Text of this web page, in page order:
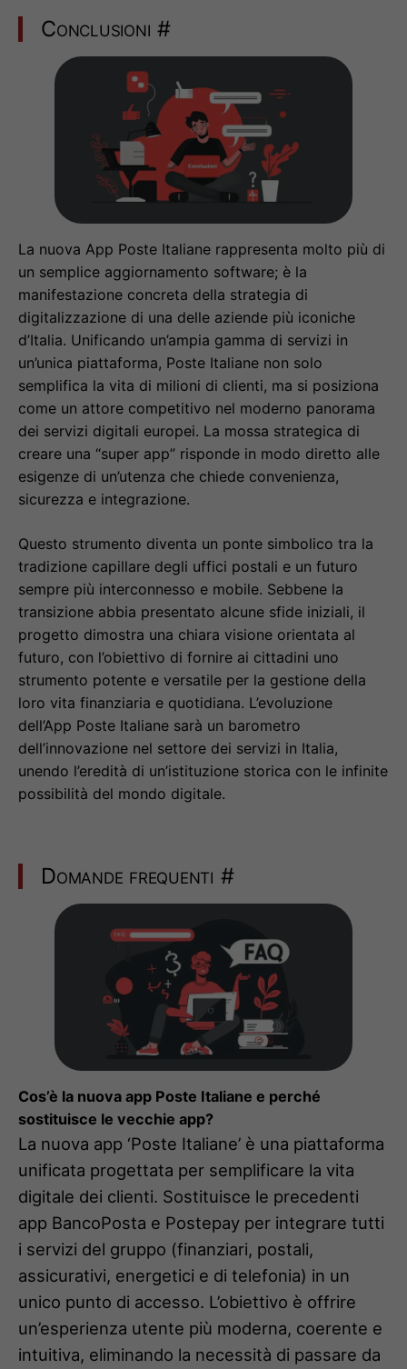
Conclusioni #
La nuova App Poste Italiane rappresenta molto più di
un semplice aggiornamento software; è la
manifestazione concreta della strategia di
digitalizzazione di una delle aziende più iconiche
d’Italia. Unificando un’ampia gamma di servizi in
un’unica piattaforma, Poste Italiane non solo
semplifica la vita di milioni di clienti, ma si posiziona
come un attore competitivo nel moderno panorama
dei servizi digitali europei. La mossa strategica di
creare una “super app” risponde in modo diretto alle
esigenze di un’utenza che chiede convenienza,
sicurezza e integrazione.
Questo strumento diventa un ponte simbolico tra la
tradizione capillare degli uffici postali e un futuro
sempre più interconnesso e mobile. Sebbene la
transizione abbia presentato alcune sfide iniziali, il
progetto dimostra una chiara visione orientata al
futuro, con l’obiettivo di fornire ai cittadini uno
strumento potente e versatile per la gestione della
loro vita finanziaria e quotidiana. L’evoluzione
dell’App Poste Italiane sarà un barometro
dell’innovazione nel settore dei servizi in Italia,
unendo l’eredità di un’istituzione storica con le infinite
possibilità del mondo digitale.
Domande frequenti #
Cos’è la nuova app Poste Italiane e perché
sostituisce le vecchie app?
La nuova app ‘Poste Italiane’ è una piattaforma
unificata progettata per semplificare la vita
digitale dei clienti. Sostituisce le precedenti
app BancoPosta e Postepay per integrare tutti
i servizi del gruppo (finanziari, postali,
assicurativi, energetici e di telefonia) in un
unico punto di accesso. L’obiettivo è offrire
un’esperienza utente più moderna, coerente e
intuitiva, eliminando la necessità di passare da